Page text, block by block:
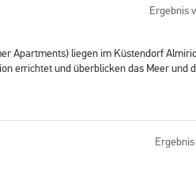
Ergebnis
Apartments) liegen im Küstendorf
errichtet und überblicken das Meer und